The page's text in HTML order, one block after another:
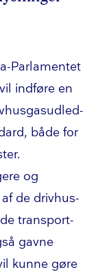
Parlamentet
indføre en
både for
og
af de driv­hus­
trans­port­
gavne
kunne gøre